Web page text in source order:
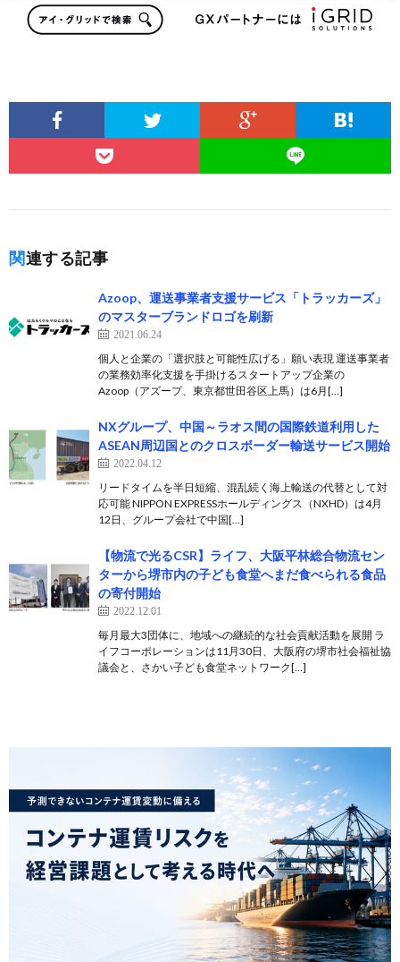
関連する記事
Azoop、運送事業者支援サービス「トラッカーズ」
のマスターブランドロゴを刷新
2021.06.24
個人と企業の「選択肢と可能性広げる」願い表現 運送事業者
の業務効率化支援を手掛けるスタートアップ企業の
Azoop（アズープ、東京都世田谷区上馬）は6月[…]
NXグループ、中国～ラオス間の国際鉄道利用した
ASEAN周辺国とのクロスボーダー輸送サービス開始
2022.04.12
リードタイムを半日短縮、混乱続く海上輸送の代替として対
応可能 NIPPON EXPRESSホールディングス（NXHD）は4月
12日、グループ会社で中国[…]
【物流で光るCSR】ライフ、大阪平林総合物流セン
ターから堺市内の子ども食堂へまだ食べられる食品
の寄付開始
2022.12.01
毎月最大3団体に、地域への継続的な社会貢献活動を展開 ラ
イフコーポレーションは11月30日、大阪府の堺市社会福祉協
議会と、さかい子ども食堂ネットワーク[…]